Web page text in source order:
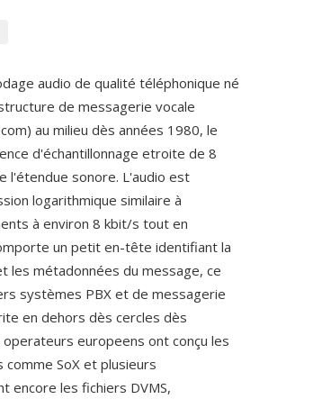
audio de qualité téléphonique né
de messagerie vocale
au milieu dès années 1980, le
d'échantillonnage etroite de 8
l'étendue sonore. L'audio est
logarithmique similaire à
à environ 8 kbit/s tout en
un petit en-tête identifiant la
les métadonnées du message, ce
systèmes PBX et de messagerie
en dehors dès cercles dès
europeens ont conçu les
SoX et plusieurs
encore les fichiers DVMS,